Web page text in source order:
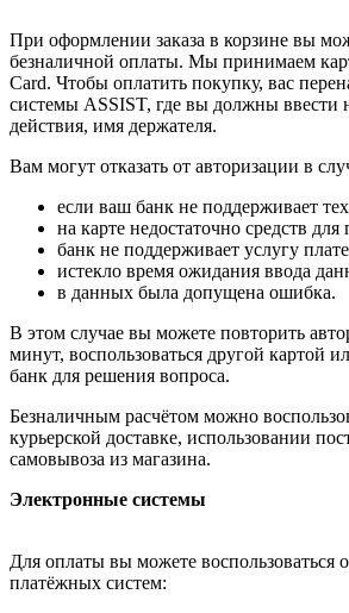
При оформлении заказа в корзине вы
безналичной оплаты. Мы принимаем
Card. Чтобы оплатить покупку, вас
системы ASSIST, где вы должны ввести
действия, имя держателя.
Вам могут отказать от авторизации в
если ваш банк не поддерживает
на карте недостаточно средств для
банк не поддерживает услугу
истекло время ожидания ввода
в данных была допущена ошибка.
В этом случае вы можете повторить
минут, воспользоваться другой картой
банк для решения вопроса.
Безналичным расчётом можно
курьерской доставке, использовании
самовывоза из магазина.
Электронные системы
Для оплаты вы можете воспользоваться
платёжных систем: